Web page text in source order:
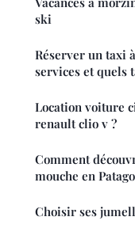
ski
Réserver un taxi
services et quels
Location voiture
renault clio v ?
Comment
mouche en
Choisir ses